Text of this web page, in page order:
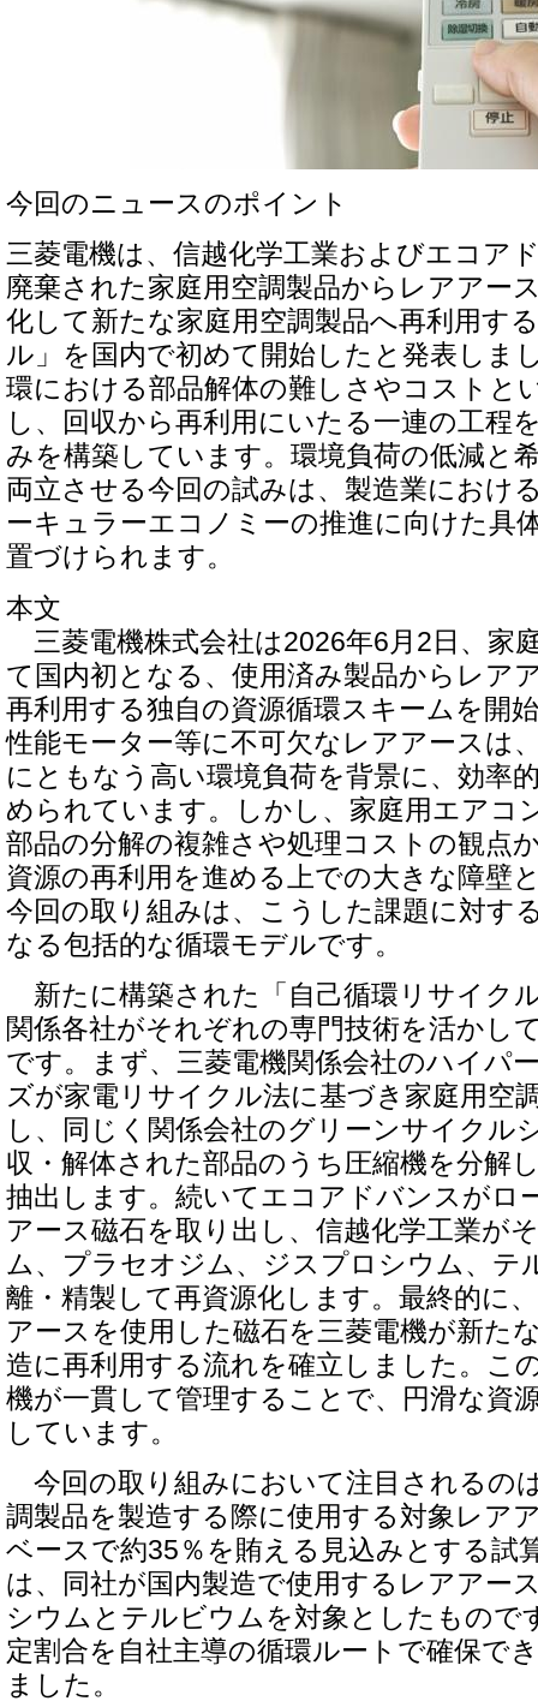
今回のニュースのポイント
三菱電機は、信越化学工業およびエコア
廃棄された家庭用空調製品からレアアー
化して新たな家庭用空調製品へ再利用す
ル」を国内で初めて開始したと発表しま
環における部品解体の難しさやコストと
し、回収から再利用にいたる一連の工程
みを構築しています。環境負荷の低減と
両立させる今回の試みは、製造業におけ
ーキュラーエコノミーの推進に向けた具
置づけられます。
本文
三菱電機株式会社は2026年6月2日、家
て国内初となる、使用済み製品からレア
再利用する独自の資源循環スキームを開
性能モーター等に不可欠なレアアースは
にともなう高い環境負荷を背景に、効率
められています。しかし、家庭用エアコ
部品の分解の複雑さや処理コストの観点
資源の再利用を進める上での大きな障壁
今回の取り組みは、こうした課題に対す
なる包括的な循環モデルです。
新たに構築された「自己循環リサイク
関係各社がそれぞれの専門技術を活かし
です。まず、三菱電機関係会社のハイパ
ズが家電リサイクル法に基づき家庭用空
し、同じく関係会社のグリーンサイクル
収・解体された部品のうち圧縮機を分解
抽出します。続いてエコアドバンスがロ
アース磁石を取り出し、信越化学工業が
ム、プラセオジム、ジスプロシウム、テ
離・精製して再資源化します。最終的に
アースを使用した磁石を三菱電機が新た
造に再利用する流れを確立しました。こ
機が一貫して管理することで、円滑な資
しています。
今回の取り組みにおいて注目されるの
調製品を製造する際に使用する対象レア
ベースで約35％を賄える見込みとする試
は、同社が国内製造で使用するレアアー
シウムとテルビウムを対象としたもので
定割合を自社主導の循環ルートで確保で
ました。